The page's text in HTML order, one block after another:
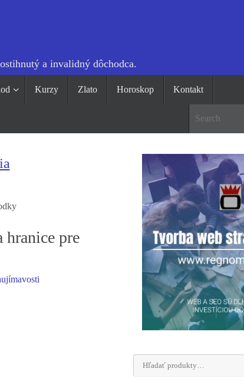
a invalidný dôchodca.
Kurzy Zlato Horoskop Kontakt
hranice pre
Hľadať: